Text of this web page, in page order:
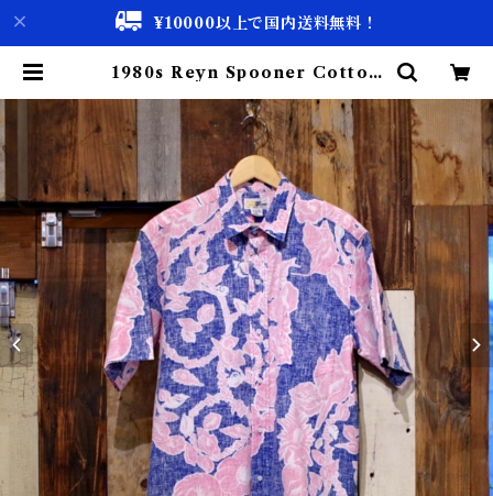
¥10000以上で国内送料無料！
1980s Reyn Spooner Cotton
ナー コットン ハワイアン シャツ |
古着屋 仙台 biscco【古着 & Vint
age 通販】